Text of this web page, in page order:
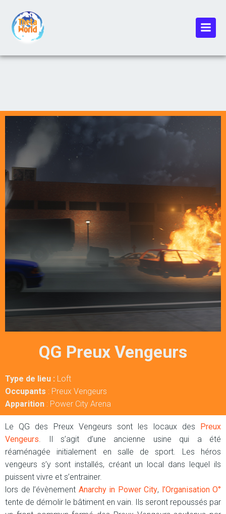
QG Preux Vengeurs
Type de lieu : Loft
Occupants : Preux Vengeurs
Apparition : Power City Arena
Le QG des Preux Vengeurs sont les locaux des Preux
Vengeurs. Il s’agit d’une ancienne usine qui a été
réaménagée initialement en salle de sport. Les héros
vengeurs s’y sont installés, créant un local dans lequel ils
puissent vivre et s’entrainer.
lors de l’évènement Anarchy in Power City, l’Organisation O°
tente de démolir le bâtiment en vain. Ils seront repoussés par